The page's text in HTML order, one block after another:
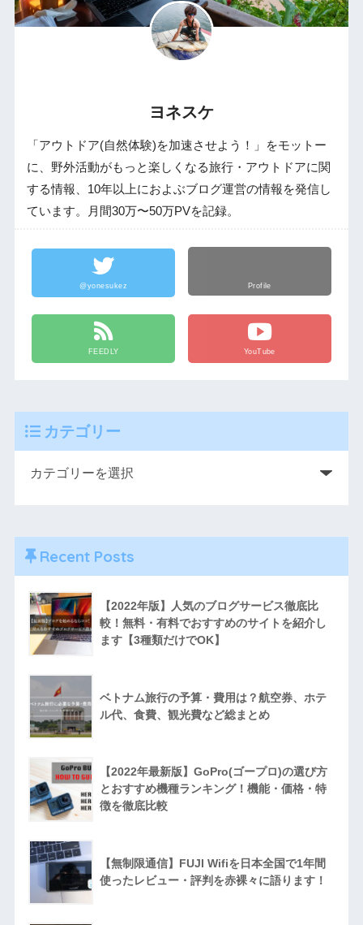
ヨネスケ
「アウトドア(自然体験)を加速させよう！」をモットー
に、野外活動がもっと楽しくなる旅行・アウトドアに関
する情報、10年以上におよぶブログ運営の情報を発信し
ています。月間30万〜50万PVを記録。
@yonesukez Profile
FEEDLY YouTube
カテゴリー
Recent Posts
【2022年版】人気のブログサービス徹底比
較！無料・有料でおすすめのサイトを紹介し
ます【3種類だけでOK】
ベトナム旅行の予算・費用は？航空券、ホテ
ル代、食費、観光費など総まとめ
【2022年最新版】GoPro(ゴープロ)の選び方
とおすすめ機種ランキング！機能・価格・特
徴を徹底比較
【無制限通信】FUJI Wifiを日本全国で1年間
使ったレビュー・評判を赤裸々に語ります！